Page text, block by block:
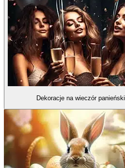
Dekoracje na wieczór panieński